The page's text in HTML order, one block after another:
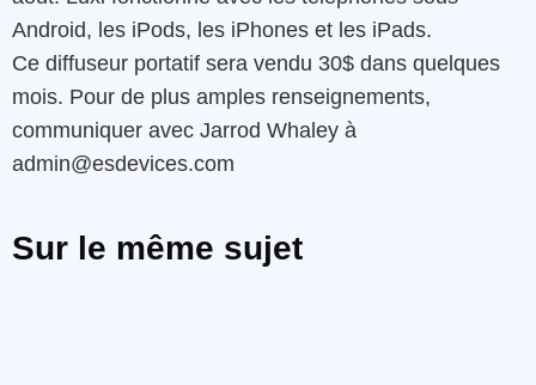
Android, les iPods, les iPhones et les iPads.
Ce diffuseur portatif sera vendu 30$ dans quelques
mois. Pour de plus amples renseignements,
communiquer avec Jarrod Whaley à
admin@esdevices.com
Sur le même sujet